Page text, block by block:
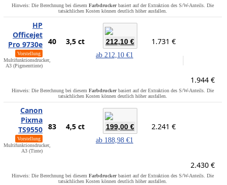
Hinweis: Die Berechnung bei diesem Farbdruckerbasiert auf der Extraktion des S/W-Anteils. Die
tatsächlichen Kosten können deutlich höher ausfallen.
HP
Officejet
Pro 9730e
Vorstellung
Multifunktionsdrucker,
A3 (Pigmenttinte)
40 3,5 ct 212,10 €
ab 212,10 €1
1.731 €
1.944 €
Hinweis: Die Berechnung bei diesem Farbdruckerbasiert auf der Extraktion des S/W-Anteils. Die
tatsächlichen Kosten können deutlich höher ausfallen.
Canon
Pixma
TS9550
Vorstellung
Multifunktionsdrucker,
A3 (Tinte)
83 4,5 ct 199,00 €
ab 188,98 €1
2.241 €
2.430 €
Hinweis: Die Berechnung bei diesem Farbdruckerbasiert auf der Extraktion des S/W-Anteils. Die
tatsächlichen Kosten können deutlich höher ausfallen.